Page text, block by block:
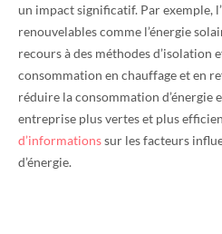
un impact significatif. Par exemple,
renouvelables comme l’énergie
recours à des méthodes d’isolation
consommation en chauffage et en
réduire la consommation d’énergie
entreprise plus vertes et plus
d’informationssur les facteurs
d’énergie.